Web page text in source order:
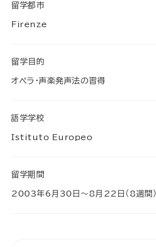
留学都市
Firenze
留学目的
オペラ・声楽発声法の習得
語学学校
Istituto Europeo
留学期間
2003年6月30日～8月22日（8週間）